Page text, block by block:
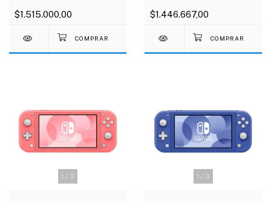
OPS 6
$1.515.000,00 $1.446.667,00
1 / 3 1 / 3